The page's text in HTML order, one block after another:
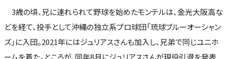
3歳の頃、兄に連れられて野球を始めたモンテルは、金光大阪高な
どを経て、投手として沖縄の独立系プロ球団「琉球ブルーオーシャン
ズ」に入団。2021年にはジュリアスさんも加入し、兄弟で同じユニホ
ームを着た。ところが、同年8月にジュリアスさんが現役引退を発表